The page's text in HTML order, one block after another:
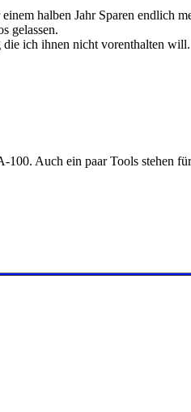
halben Jahr Sparen endlich
gelassen.
die ich ihnen nicht vorenthalten will.
Auch ein paar Tools stehen